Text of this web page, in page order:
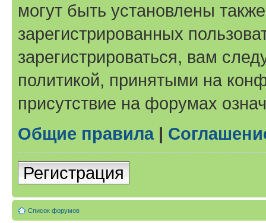
могут быть установлены
зарегистрированных
зарегистрироваться, вам
политикой, принятыми на
присутствие на форумах
Общие правила|
Регистрация
Список форумов